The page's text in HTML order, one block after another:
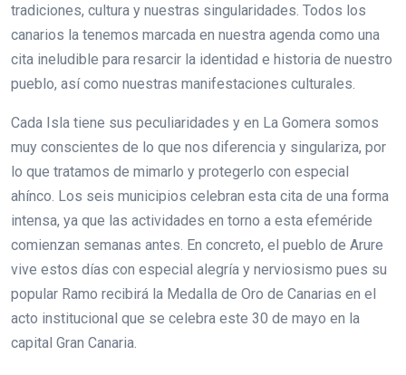
tradiciones, cultura y nuestras singularidades. Todos los
canarios la tenemos marcada en nuestra agenda como una
cita ineludible para resarcir la identidad e historia de nuestro
pueblo, así como nuestras manifestaciones culturales.
Cada Isla tiene sus peculiaridades y en La Gomera somos
muy conscientes de lo que nos diferencia y singulariza, por
lo que tratamos de mimarlo y protegerlo con especial
ahínco. Los seis municipios celebran esta cita de una forma
intensa, ya que las actividades en torno a esta efeméride
comienzan semanas antes. En concreto, el pueblo de Arure
vive estos días con especial alegría y nerviosismo pues su
popular Ramo recibirá la Medalla de Oro de Canarias en el
acto institucional que se celebra este 30 de mayo en la
capital Gran Canaria.